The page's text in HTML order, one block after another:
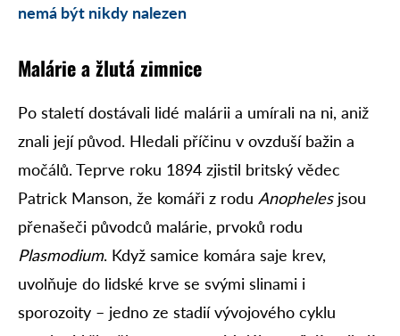
nemá být nikdy nalezen
Malárie a žlutá zimnice
Po staletí dostávali lidé malárii a umírali na ni, aniž
znali její původ. Hledali příčinu v ovzduší bažin a
močálů. Teprve roku 1894 zjistil britský vědec
Patrick Manson, že komáři z rodu Anophelesjsou
přenašeči původců malárie, prvoků rodu
Plasmodium. Když samice komára saje krev,
uvolňuje do lidské krve se svými slinami i
sporozoity – jedno ze stadií vývojového cyklu